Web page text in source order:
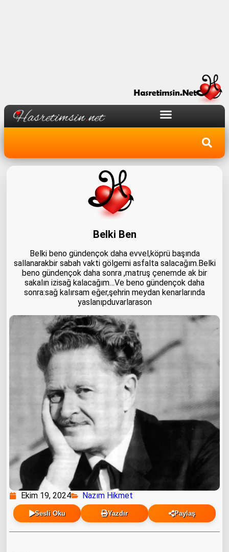
Belki Ben
Belki beno gündençok daha evvel,köprü başında
sallanarakbir sabah vakti gölgemi asfalta salacağım.Belki
beno gündençok daha sonra ,matruş çenemde ak bir
sakalın izisağ kalacağım…Ve beno gündençok daha
sonra:sağ kalırsam eğer,şehrin meydan kenarlarında
yaslanıpduvarlarason
Ekim 19, 2024 Nazım Hikmet
Sesli Oku Yazdır Paylaş